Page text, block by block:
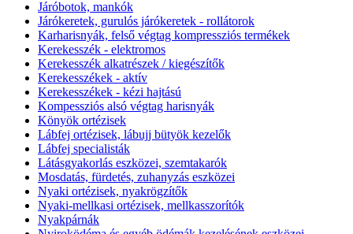
Járóbotok, mankók
Járókeretek, gurulós járókeretek - rollátorok
Karharisnyák, felső végtag kompressziós termékek
Kerekesszék - elektromos
Kerekesszék alkatrészek / kiegészítők
Kerekesszékek - aktív
Kerekesszékek - kézi hajtású
Kompessziós alsó végtag harisnyák
Könyök ortézisek
Lábfej ortézisek, lábujj bütyök kezelők
Lábfej specialisták
Látásgyakorlás eszközei, szemtakarók
Mosdatás, fürdetés, zuhanyzás eszközei
Nyaki ortézisek, nyakrögzítők
Nyaki-mellkasi ortézisek, mellkasszorítók
Nyakpárnák